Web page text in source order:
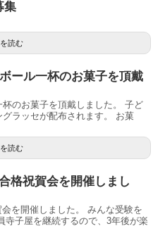
集
読む
ール一杯のお菓子を頂戴
のお菓子を頂戴しました。 子ど
ラッセが配布されます。 お菓
読む
格祝賀会を開催しまし
を開催しました。 みんな受験を
寺子屋を継続するので、3年後が楽